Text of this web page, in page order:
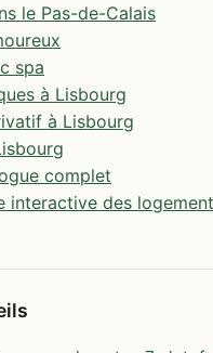
le Pas-de-Calais
spa
à Lisbourg
à Lisbourg
complet
interactive des